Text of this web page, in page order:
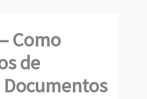
Como
de
Documentos